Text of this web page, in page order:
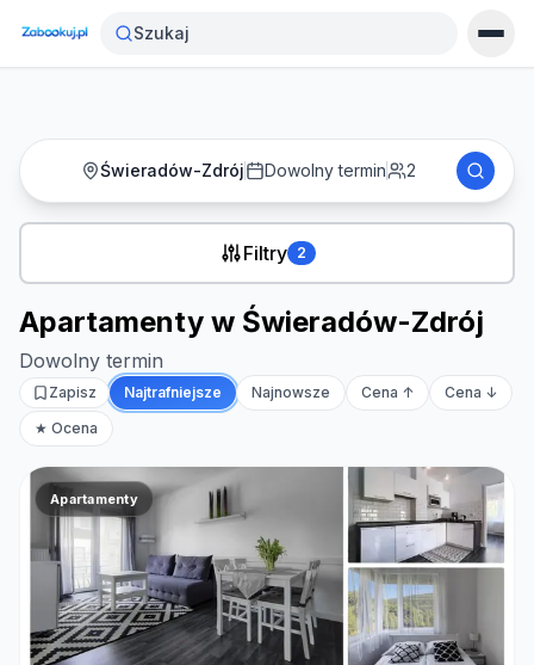
Strona główna›Noclegi Apartamenty w Świeradów-Zdrój
Szukaj
Świeradów-Zdrój Dowolny termin 2
Filtry 2
Apartamenty w Świeradów-Zdrój
Dowolny termin
Zapisz Najtrafniejsze Najnowsze Cena ↑
Cena ↓
★ Ocena
Apartamenty